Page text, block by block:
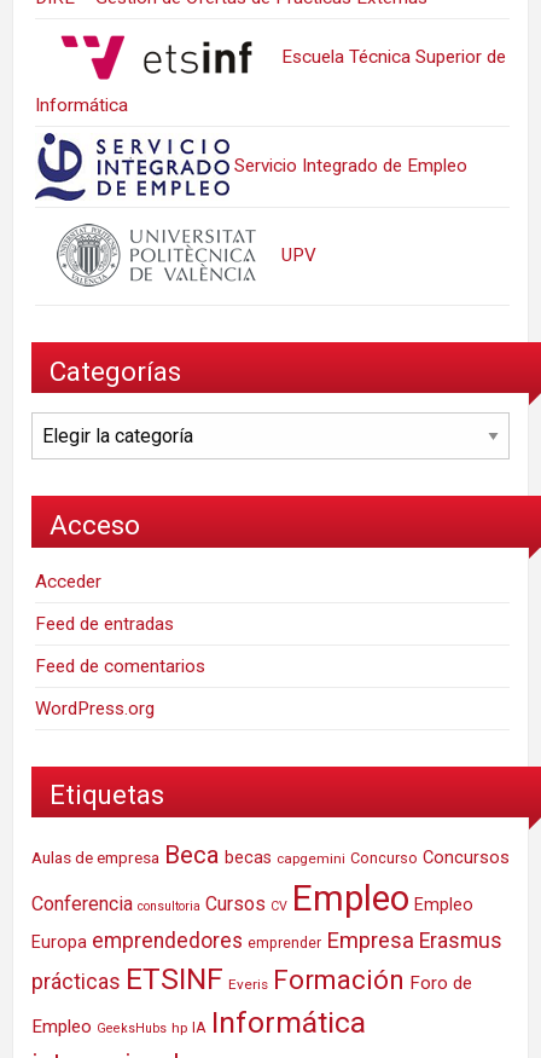
Escuela Técnica Superior de
Informática
Servicio Integrado de Empleo
UPV
Categorías
Categorías
Acceso
Acceder
Feed de entradas
Feed de comentarios
WordPress.org
Etiquetas
Aulas de empresa Beca becas capgemini Concurso Concursos
Conferencia consultoria Cursos CV Empleo Empleo
Europa emprendedores emprender Empresa Erasmus
prácticas ETSINF Everis Formación Foro de
Empleo GeeksHubs hp IA Informática